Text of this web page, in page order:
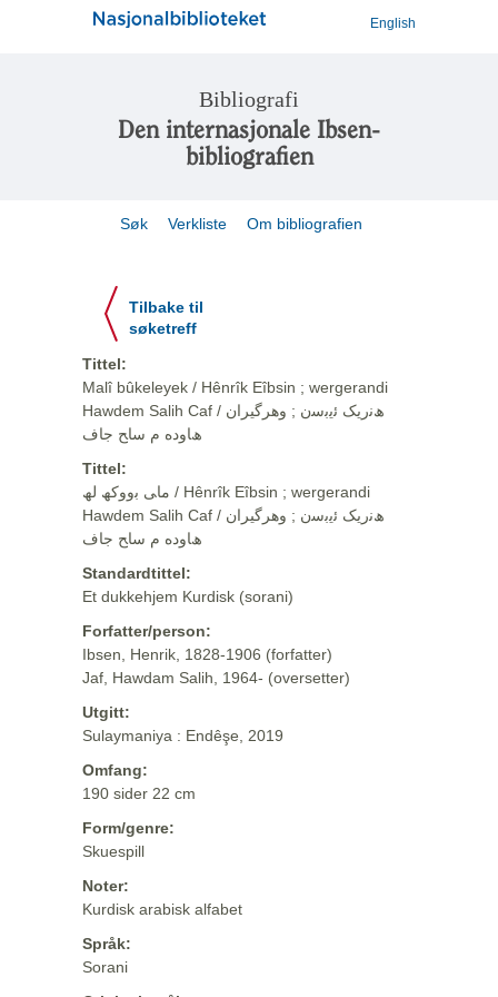
English
Bibliografi
Den internasjonale Ibsen-
bibliografien
Søk Verkliste Om bibliografien
Tilbake til
søketreff
Tittel:
Malî bûkeleyek / Hênrîk Eîbsin ; wergerandi
Hawdem Salih Caf / ھﻧرﯾﮏ ﺋﯾﺑﺳن ; وهرگيران
ھﺎوده م ﺳﺎﺢ ﺟﺎف
Tittel:
ﻣﺎﯽ ﺑووﮐﮫ ﻟﮫ / Hênrîk Eîbsin ; wergerandi
Hawdem Salih Caf / ھﻧرﯾﮏ ﺋﯾﺑﺳن ; وهرگيران
ھﺎوده م ﺳﺎﺢ ﺟﺎف
Standardtittel:
Et dukkehjem Kurdisk (sorani)
Forfatter/person:
Ibsen, Henrik, 1828-1906 (forfatter)
Jaf, Hawdam Salih, 1964- (oversetter)
Utgitt:
Sulaymaniya : Endêşe, 2019
Omfang:
190 sider 22 cm
Form/genre:
Skuespill
Noter:
Kurdisk arabisk alfabet
Språk:
Sorani